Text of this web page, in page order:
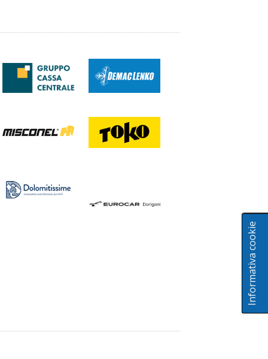
Informativa cookie